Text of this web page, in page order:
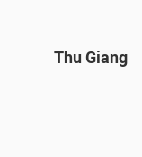
Thu Giang